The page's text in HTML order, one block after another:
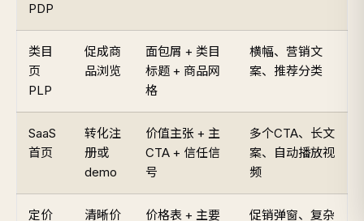
PDP
类目
页
PLP
促成商
品浏览
面包屑 + 类目
标题 + 商品网
格
横幅、营销文
案、推荐分类
SaaS
首页
转化注
册或
demo
价值主张 + 主
CTA + 信任信
号
多个CTA、长文
案、自动播放视
频
定价 清晰价 价格表 + 主要 促销弹窗、复杂